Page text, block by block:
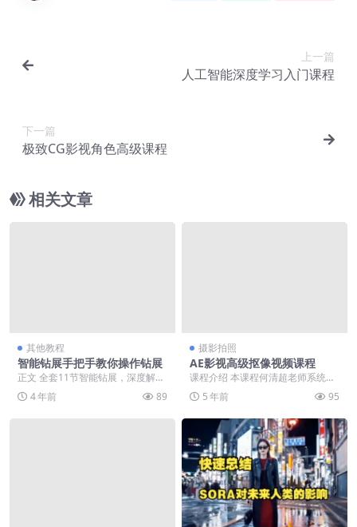
上一篇
人工智能深度学习入门课程
下一篇
极致CG影视角色高级课程
相关文章
其他教程
智能钻展手把手教你操作钻展
正文 全套11节智能钻展，深度解析
系列课程，让钻展更加简单！全方
面了解和运用钻展...
4 年前 89
摄影拍照
AE影视高级抠像视频课程
课程介绍 本课程何清超老师系统讲
解了AE影视抠像中常用的蓝、绿背
景抠像，从最基础...
5 年前 95